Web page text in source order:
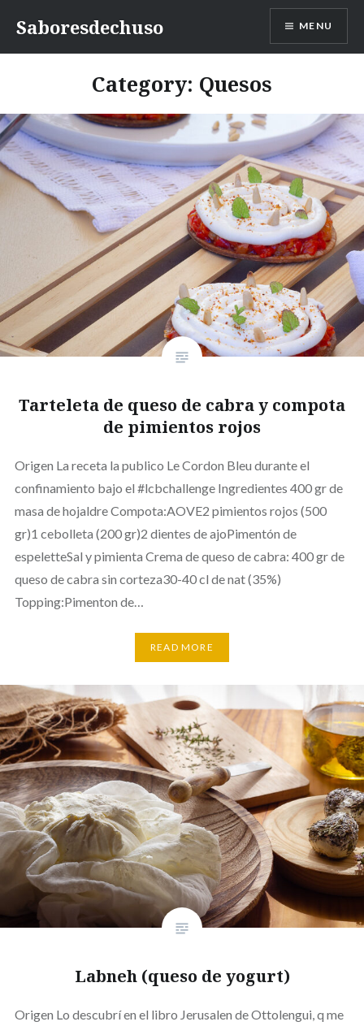
content
Saboresdechuso MENU
Category: Quesos
Tarteleta de queso de cabra y compota
de pimientos rojos
Origen La receta la publico Le Cordon Bleu durante el
confinamiento bajo el #lcbchallenge Ingredientes 400 gr de
masa de hojaldre Compota:AOVE2 pimientos rojos (500
gr)1 cebolleta (200 gr)2 dientes de ajoPimentón de
espeletteSal y pimienta Crema de queso de cabra: 400 gr de
queso de cabra sin corteza30-40 cl de nat (35%)
Topping:Pimenton de…
READ MORE
Labneh (queso de yogurt)
Origen Lo descubrí en el libro Jerusalen de Ottolengui, q me